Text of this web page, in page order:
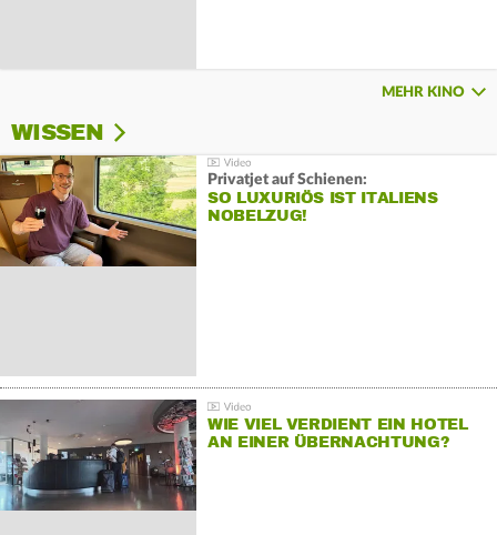
MEHR KINO
WISSEN
Privatjet auf Schienen:
SO LUXURIÖS IST ITALIENS
NOBELZUG!
WIE VIEL VERDIENT EIN HOTEL
AN EINER ÜBERNACHTUNG?